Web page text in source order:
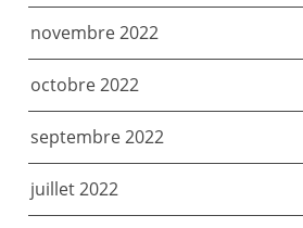
novembre 2022
octobre 2022
septembre 2022
juillet 2022